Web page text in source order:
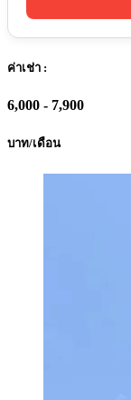
ค่าเช่า :
6,000 - 7,900
บาท/เดือน